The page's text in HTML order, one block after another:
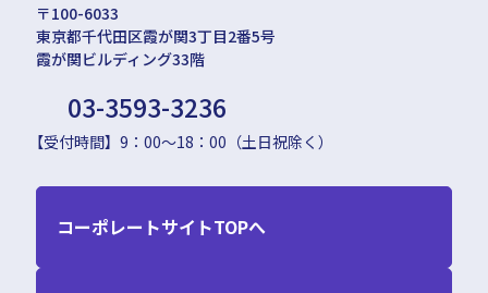
〒100-6033
東京都千代田区霞が関3丁目2番5号
霞が関ビルディング33階
03-3593-3236
【受付時間】9：00〜18：00（土日祝除く）
コーポレートサイトTOPへ